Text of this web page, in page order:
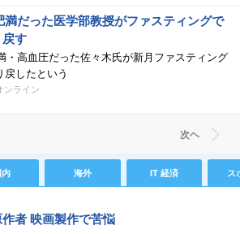
満だった医学部教授がファスティングで
す
・高血圧だった佐々木氏が新月ファスティング
したという
ンライン
次ヘ
内 海外 IT 経済 ス
者 映画製作で苦悩